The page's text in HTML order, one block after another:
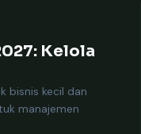
Kelola
bisnis kecil dan
manajemen